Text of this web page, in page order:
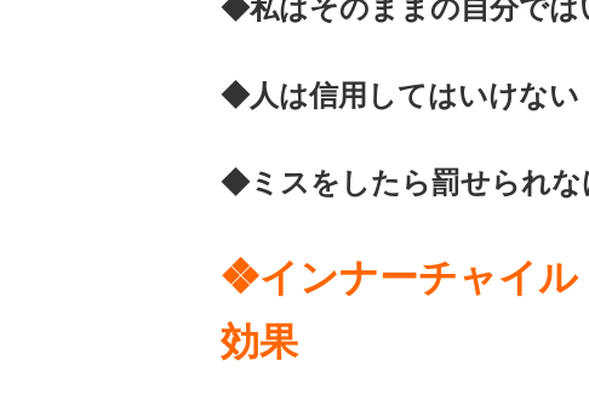
◆私はそのままの自
◆人は信用しては
◆ミスをしたら罰せられ
❖インナーチャイル
効果